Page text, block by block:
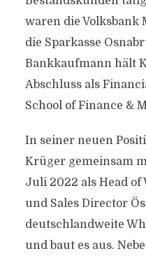
waren die Volksbank
die Sparkasse
Bankkaufmann hält
Abschluss als
School of Finance &
In seiner neuen
Krüger gemeinsam
Juli 2022 als Head of
und Sales Director
deutschlandweite
und baut es aus.